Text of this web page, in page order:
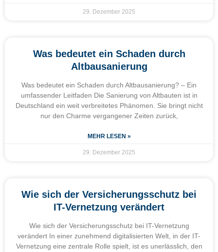
29. Dezember 2025
Was bedeutet ein Schaden durch
Altbausanierung
Was bedeutet ein Schaden durch Altbausanierung? – Ein
umfassender Leitfaden Die Sanierung von Altbauten ist in
Deutschland ein weit verbreitetes Phänomen. Sie bringt nicht
nur den Charme vergangener Zeiten zurück,
MEHR LESEN »
29. Dezember 2025
Wie sich der Versicherungsschutz bei
IT-Vernetzung verändert
Wie sich der Versicherungsschutz bei IT-Vernetzung
verändert In einer zunehmend digitalisierten Welt, in der IT-
Vernetzung eine zentrale Rolle spielt, ist es unerlässlich, den